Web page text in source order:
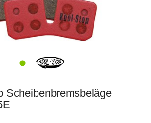
Scheibenbremsbeläge